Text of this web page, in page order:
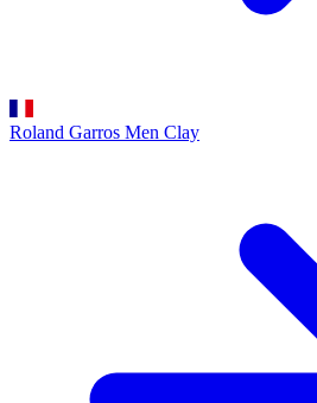
Roland Garros Men Clay